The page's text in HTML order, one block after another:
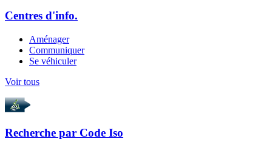
Centres d'info.
Aménager
Communiquer
Se véhiculer
Voir tous
Recherche par Code Iso